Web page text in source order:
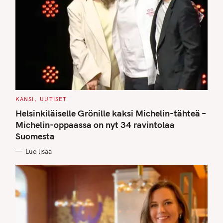
C
T
E
G
O
R
I
S
KANSI UUTISET
Helsinkiläiselle Grönille kaksi Michelin-tähteä –
Michelin-oppaassa on nyt 34 ravintolaa
Suomesta
Lue lisää